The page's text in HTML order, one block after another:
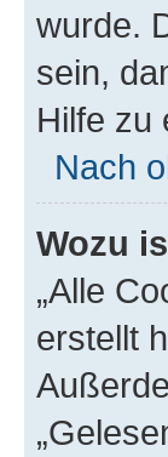
wurde.
sein,
Hilfe zu
Nach
Wozu
„Alle
erstellt